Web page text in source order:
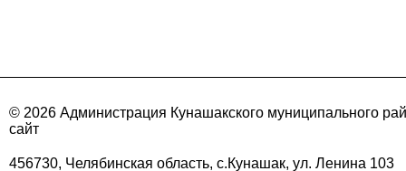
© 2026 Администрация Кунашакского муниципального
сайт
456730, Челябинская область, с.Кунашак, ул. Ленина 103